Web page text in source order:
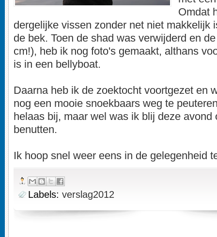
Omdat
dergelijke vissen zonder net niet makkelijk
de bek. Toen de shad was verwijderd en
cm!), heb ik nog foto's gemaakt, althans
is in een bellyboat.
Daarna heb ik de zoektocht voortgezet en
nog een mooie snoekbaars weg te
helaas bij, maar wel was ik blij deze avond
benutten.
Ik hoop snel weer eens in de gelegenheid
Labels: verslag2012